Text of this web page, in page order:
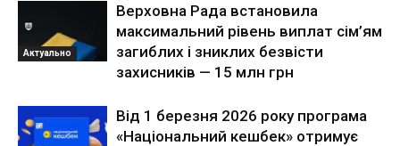
Актуально
Верховна Рада встановила
максимальний рівень виплат сім’ям
загиблих і зниклих безвісти
захисників — 15 млн грн
Від 1 березня 2026 року програма
«Національний кешбек» отримує